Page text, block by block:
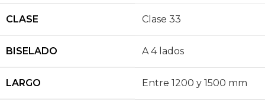
CLASE Clase 33
BISELADO A 4 lados
LARGO Entre 1200 y 1500 mm